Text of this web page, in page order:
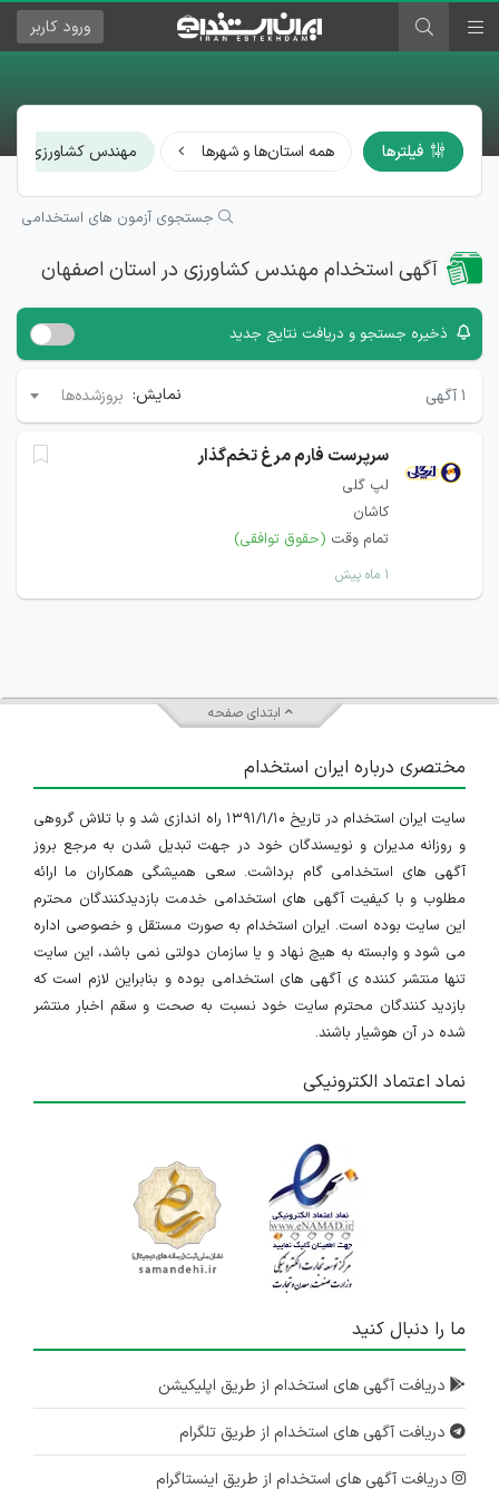
ورود کاربر
فیلترها همه استان‌ها و شهرها مهندس کشاورزی ×
جستجوی آزمون های استخدامی
آگهی استخدام مهندس کشاورزی در استان اصفهان
ذخیره جستجو و دریافت نتایج جدید
۱ آگهی نمایش: بروزشده‌ها
سرپرست فارم مرغ تخم‌گذار
لپ گلی
کاشان
تمام وقت (حقوق توافقی)
۱ ماه پیش
ابتدای صفحه
مختصری درباره ایران استخدام
سایت ایران استخدام در تاریخ ۱۳۹۱/۱/۱۰ راه اندازی شد و با تلاش گروهی
و روزانه مدیران و نویسندگان خود در جهت تبدیل شدن به مرجع بروز
آگهی های استخدامی گام برداشت. سعی همیشگی همکاران ما ارائه
مطلوب و با کیفیت آگهی های استخدامی خدمت بازدیدکنندگان محترم
این سایت بوده است. ایران استخدام به صورت مستقل و خصوصی اداره
می شود و وابسته به هیچ نهاد و یا سازمان دولتی نمی باشد، این سایت
تنها منتشر کننده ی آگهی های استخدامی بوده و بنابراین لازم است که
بازدید کنندگان محترم سایت خود نسبت به صحت و سقم اخبار منتشر
شده در آن هوشیار باشند.
نماد اعتماد الکترونیکی
ما را دنبال کنید
دریافت آگهی های استخدام از طریق اپلیکیشن
دریافت آگهی های استخدام از طریق تلگرام
دریافت آگهی های استخدام از طریق اینستاگرام